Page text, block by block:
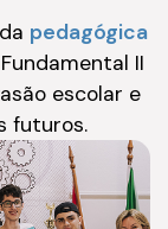
pedagógica
II
escolar e
futuros.